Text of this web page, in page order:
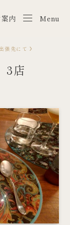
内 Menu
Menu
張先にて
3店